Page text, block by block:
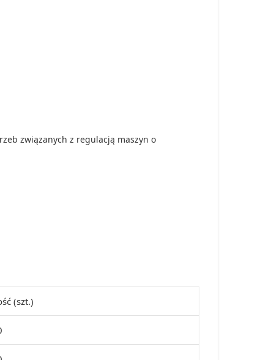
związanych z regulacją maszyn o
(szt.)